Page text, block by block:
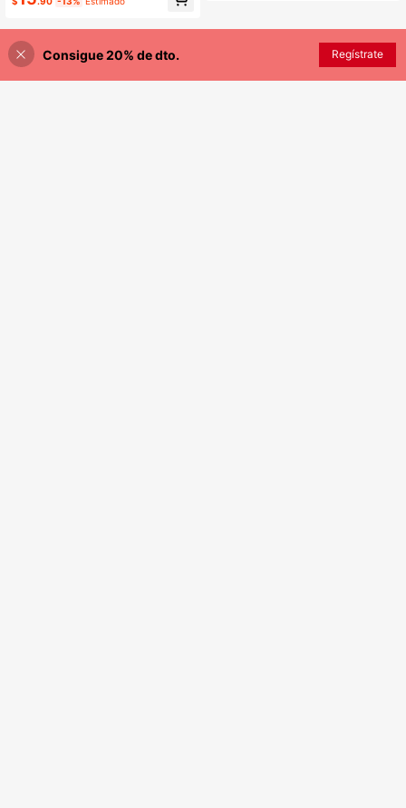
¡25% DE DESCUENTO! AÑADIR A LA BOLSA
Consigue 20% de dto. Regístrate